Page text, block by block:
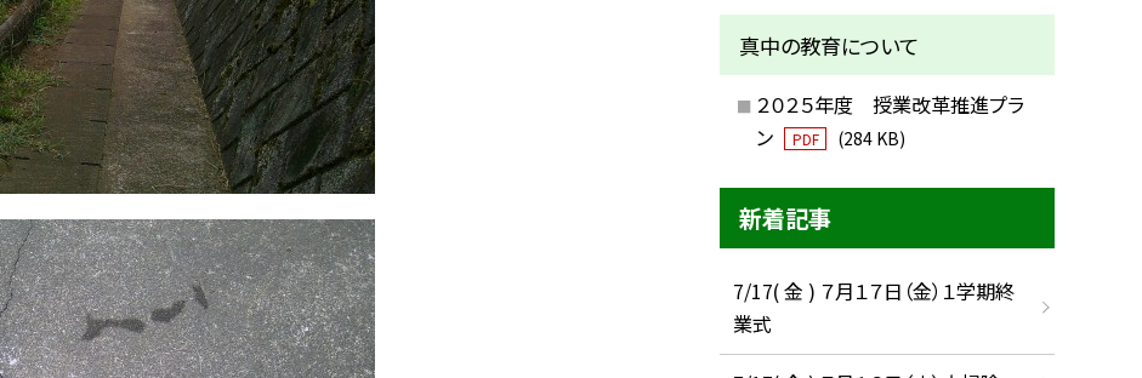
真中の教育について
２０２５年度 授業改革推進プラ
ン
PDF (284 KB)
新着記事
7/17( 金 ) ７月１７日（金）１学期終
業式